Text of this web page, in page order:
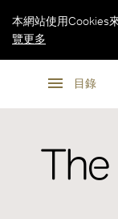
目錄
本網站使用Cookies
覽更多